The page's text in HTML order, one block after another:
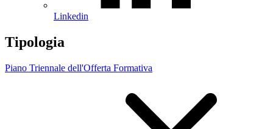
Linkedin
Tipologia
Piano Triennale dell'Offerta Formativa